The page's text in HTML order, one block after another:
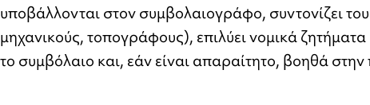
υποβάλλονται στον συμβολαιογράφο, συντονίζει
μηχανικούς, τοπογράφους), επιλύει νομικά
το συμβόλαιο και, εάν είναι απαραίτητο, βοηθά στην